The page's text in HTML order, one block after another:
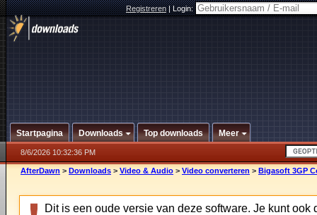
Registreren|Login:
Startpagina Downloads Top downloads Meer
8/6/2026 10:32:36 PM
AfterDawn > Downloads > Video & Audio > Video converteren > Bigasoft 3GP
Dit is een oude versie van deze software. Je kunt ook